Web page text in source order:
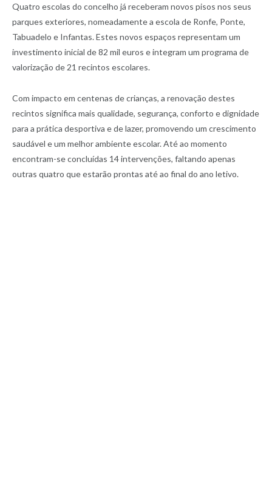
Quatro escolas do concelho já receberam novos pisos nos seus
parques exteriores, nomeadamente a escola de Ronfe, Ponte,
Tabuadelo e Infantas. Estes novos espaços representam um
investimento inicial de 82 mil euros e integram um programa de
valorização de 21 recintos escolares.
Com impacto em centenas de crianças, a renovação destes
recintos significa mais qualidade, segurança, conforto e dignidade
para a prática desportiva e de lazer, promovendo um crescimento
saudável e um melhor ambiente escolar. Até ao momento
encontram-se concluídas 14 intervenções, faltando apenas
outras quatro que estarão prontas até ao final do ano letivo.